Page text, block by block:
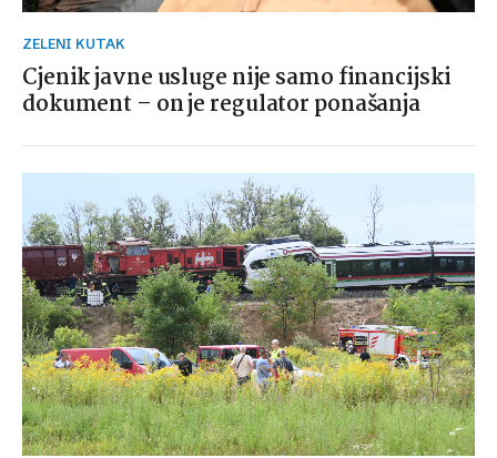
ZELENI KUTAK
Cjenik javne usluge nije samo financijski
dokument – on je regulator ponašanja